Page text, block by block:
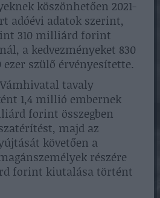
köszönhetően 2021-
adóévi adatok szerint,
310 milliárd forint
a kedvezményeket 830
ezer szülő érvényesítette.
tavaly
1,4 millió embernek
forint összegben
majd az
követően a
részére
forint kiutalása történt